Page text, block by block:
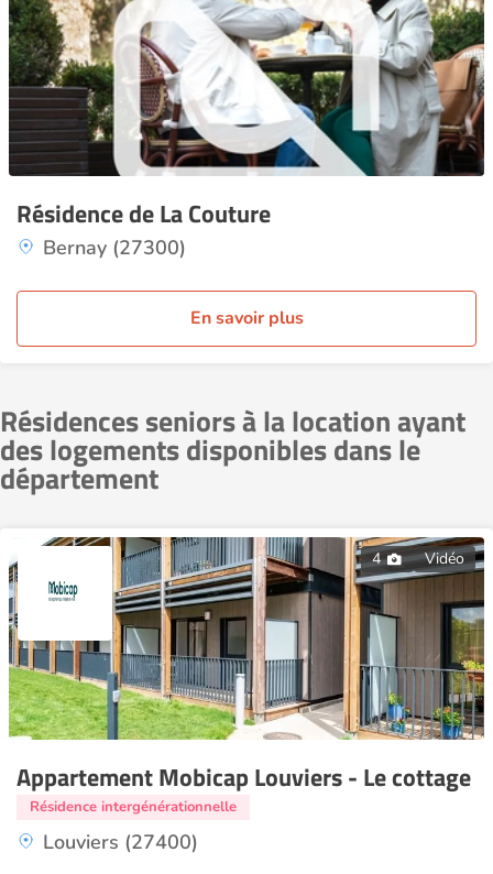
Résidence de La Couture
Bernay (27300)
En savoir plus
Résidences seniors à la location ayant
des logements disponibles dans le
département
4 Vidéo
Appartement Mobicap Louviers - Le cottage
Résidence intergénérationnelle
Louviers (27400)